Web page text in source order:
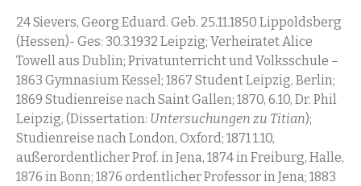
24 Sievers, Georg Eduard. Geb. 25.11.1850 Lippoldsberg
(Hessen)- Ges: 30.3.1932 Leipzig; Verheiratet Alice
Towell aus Dublin; Privatunterricht und Volksschule –
1863 Gymnasium Kessel; 1867 Student Leipzig, Berlin;
1869 Studienreise nach Saint Gallen; 1870, 6.10, Dr. Phil
Leipzig, (Dissertation: Untersuchungen zu Titian);
Studienreise nach London, Oxford; 1871 1.10,
außerordentlicher Prof. in Jena, 1874 in Freiburg, Halle,
1876 in Bonn; 1876 ordentlicher Professor in Jena; 1883